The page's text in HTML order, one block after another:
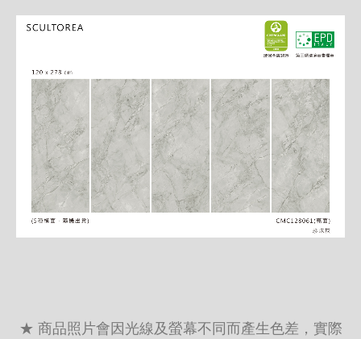
★ 商品照片會因光線及螢幕不同而產生色差，實際